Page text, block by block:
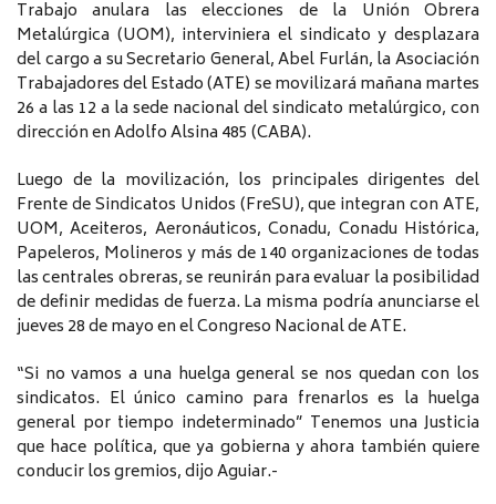
Trabajo anulara las elecciones de la Unión Obrera
Metalúrgica (UOM), interviniera el sindicato y desplazara
del cargo a su Secretario General, Abel Furlán, la Asociación
Trabajadores del Estado (ATE) se movilizará mañana martes
26 a las 12 a la sede nacional del sindicato metalúrgico, con
dirección en Adolfo Alsina 485 (CABA).
Luego de la movilización, los principales dirigentes del
Frente de Sindicatos Unidos (FreSU), que integran con ATE,
UOM, Aceiteros, Aeronáuticos, Conadu, Conadu Histórica,
Papeleros, Molineros y más de 140 organizaciones de todas
las centrales obreras, se reunirán para evaluar la posibilidad
de definir medidas de fuerza. La misma podría anunciarse el
jueves 28 de mayo en el Congreso Nacional de ATE.
“Si no vamos a una huelga general se nos quedan con los
sindicatos. El único camino para frenarlos es la huelga
general por tiempo indeterminado” Tenemos una Justicia
que hace política, que ya gobierna y ahora también quiere
conducir los gremios, dijo Aguiar.-